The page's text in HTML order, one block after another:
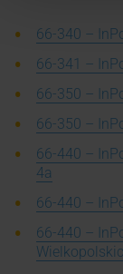
66-340 –
66-341 –
66-350 –
66-350 –
66-440 –
4a
66-440 –
66-440 –